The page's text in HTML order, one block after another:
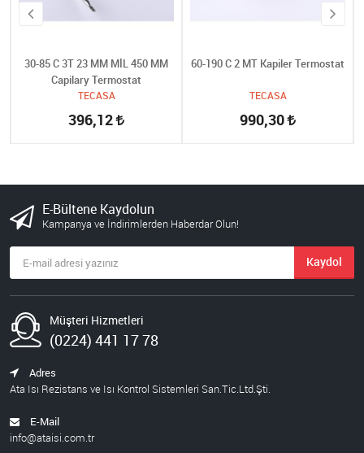
30-85 C 3T 23 MM MİL 450 MM
Capilary Termostat
TECASA
396,12
60-190 C 2 MT Kapiler Termostat
TECASA
990,30
E-Bültene Kaydolun
Kampanya ve İndirimlerden Haberdar Olun!
Kaydol
Müşteri Hizmetleri
(0224) 441 17 78
Adres
Ata Isı Rezistans ve Isı Kontrol Sistemleri San.Tic.Ltd.Şti.
E-Mail
info@ataisi.com.tr